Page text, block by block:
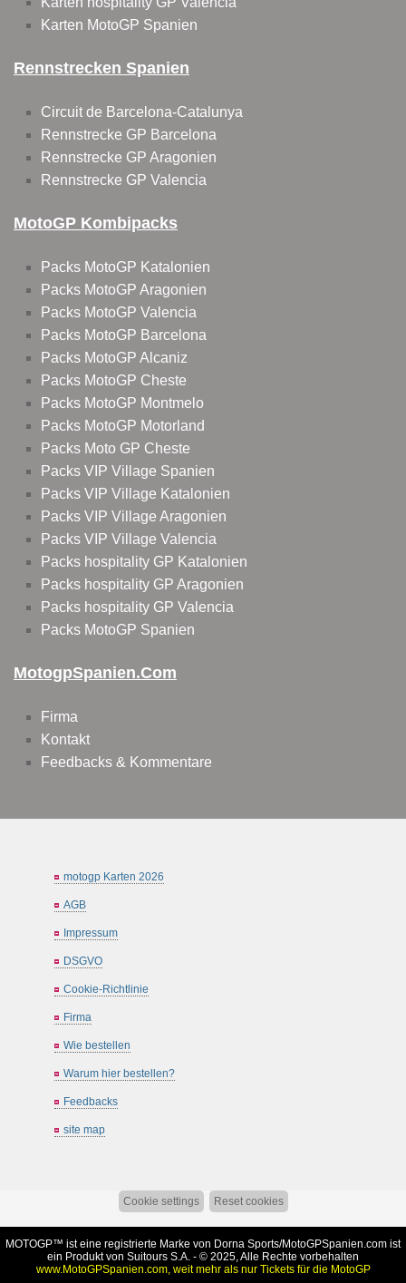
Karten MotoGP Spanien
Rennstrecken Spanien
Circuit de Barcelona-Catalunya
Rennstrecke GP Barcelona
Rennstrecke GP Aragonien
Rennstrecke GP Valencia
MotoGP Kombipacks
Packs MotoGP Katalonien
Packs MotoGP Aragonien
Packs MotoGP Valencia
Packs MotoGP Barcelona
Packs MotoGP Alcaniz
Packs MotoGP Cheste
Packs MotoGP Montmelo
Packs MotoGP Motorland
Packs Moto GP Cheste
Packs VIP Village Spanien
Packs VIP Village Katalonien
Packs VIP Village Aragonien
Packs VIP Village Valencia
Packs hospitality GP Katalonien
Packs hospitality GP Aragonien
Packs hospitality GP Valencia
Packs MotoGP Spanien
MotogpSpanien.com
Firma
Kontakt
Feedbacks & Kommentare
motogp Karten 2026
AGB
Impressum
DSGVO
Cookie-Richtlinie
Firma
Wie bestellen
Warum hier bestellen?
Feedbacks
site map
Cookie settings Reset cookies
MOTOGP™ ist eine registrierte Marke von Dorna Sports/MotoGPSpanien.com ist
ein Produkt von Suitours S.A. - © 2025, Alle Rechte vorbehalten
www.MotoGPSpanien.com, weit mehr als nur Tickets für die MotoGP